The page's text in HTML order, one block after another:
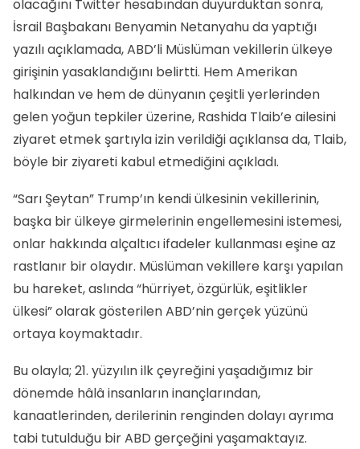
olacağını Twitter hesabından duyurduktan sonra,
İsrail Başbakanı Benyamin Netanyahu da yaptığı
yazılı açıklamada, ABD’li Müslüman vekillerin ülkeye
girişinin yasaklandığını belirtti. Hem Amerikan
halkından ve hem de dünyanın çeşitli yerlerinden
gelen yoğun tepkiler üzerine, Rashida Tlaib’e ailesini
ziyaret etmek şartıyla izin verildiği açıklansa da, Tlaib,
böyle bir ziyareti kabul etmediğini açıkladı.
“Sarı Şeytan” Trump’ın kendi ülkesinin vekillerinin,
başka bir ülkeye girmelerinin engellemesini istemesi,
onlar hakkında alçaltıcı ifadeler kullanması eşine az
rastlanır bir olaydır. Müslüman vekillere karşı yapılan
bu hareket, aslında “hürriyet, özgürlük, eşitlikler
ülkesi” olarak gösterilen ABD’nin gerçek yüzünü
ortaya koymaktadır.
Bu olayla; 21. yüzyılın ilk çeyreğini yaşadığımız bir
dönemde hâlâ insanların inançlarından,
kanaatlerinden, derilerinin renginden dolayı ayrıma
tabi tutulduğu bir ABD gerçeğini yaşamaktayız.